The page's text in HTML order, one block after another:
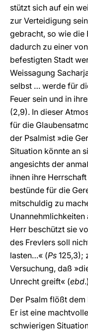
stützt sich auf ein
zur Verteidigung
gebracht, so wie die
dadurch zu einer
befestigten Stadt
Weissagung
selbst … werde für
Feuer sein und in
(2,9). In dieser
für die
der Psalmist »die
Situation könnte an
angesichts der
ihnen ihre
bestünde für die
mitschuldig zu
Herr beschützt sie
des Frevlers soll
lasten…« (Ps 125,3);
Versuchung, daß
Unrecht greift« (ebd
Der Psalm flößt
Er ist eine
schwierigen